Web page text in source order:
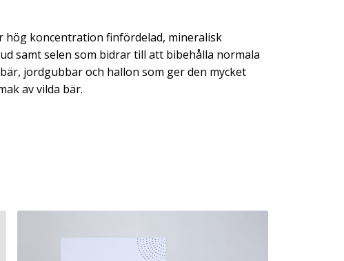
hög koncentration finfördelad, mineralisk
samt selen som bidrar till att bibehålla normala
jordgubbar och hallon som ger den mycket
av vilda bär.